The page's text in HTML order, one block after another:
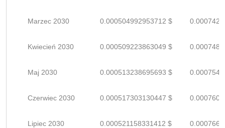
Marzec 2030 0.000504992953712 $
Kwiecień 2030 0.000509223863049 $
Maj 2030 0.000513238695693 $
Czerwiec 2030 0.000517303130447 $
Lipiec 2030 0.000521158331412 $